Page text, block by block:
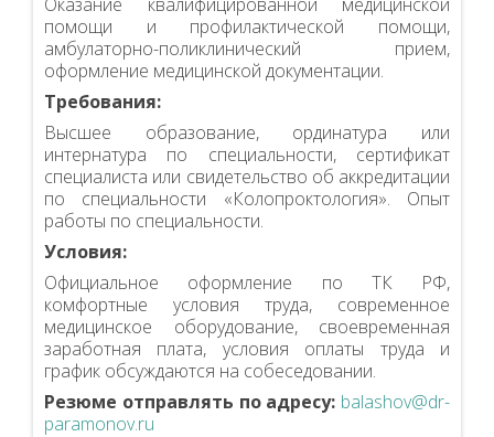
помощи и профилактической помощи,
амбулаторно-поликлинический прием,
оформление медицинской документации.
Требования:
Высшее образование, ординатура или
интернатура по специальности, сертификат
специалиста или свидетельство об аккредитации
по специальности «Колопроктология». Опыт
работы по специальности.
Условия:
Официальное оформление по ТК РФ,
комфортные условия труда, современное
медицинское оборудование, своевременная
заработная плата, условия оплаты труда и
график обсуждаются на собеседовании.
Резюме отправлять по адресу: balashov@dr-
paramonov.ru